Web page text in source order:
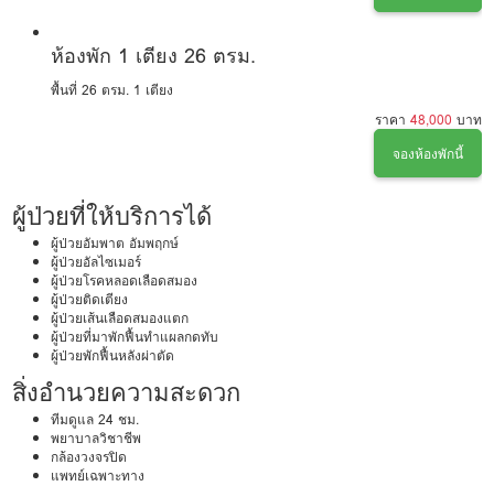
ห้องพัก 1 เตียง 26 ตรม.
พื้นที่ 26 ตรม. 1 เตียง
ราคา 48,000 บาท
จองห้องพักนี้
ผู้ป่วยที่ให้บริการได้
ผู้ป่วยอัมพาต อัมพฤกษ์
ผู้ป่วยอัลไซเมอร์
ผู้ป่วยโรคหลอดเลือดสมอง
ผู้ป่วยติดเตียง
ผู้ป่วยเส้นเลือดสมองแตก
ผู้ป่วยที่มาพักฟื้นทำแผลกดทับ
ผู้ป่วยพักฟื้นหลังผ่าตัด
สิ่งอำนวยความสะดวก
ทีมดูแล 24 ชม.
พยาบาลวิชาชีพ
กล้องวงจรปิด
แพทย์เฉพาะทาง